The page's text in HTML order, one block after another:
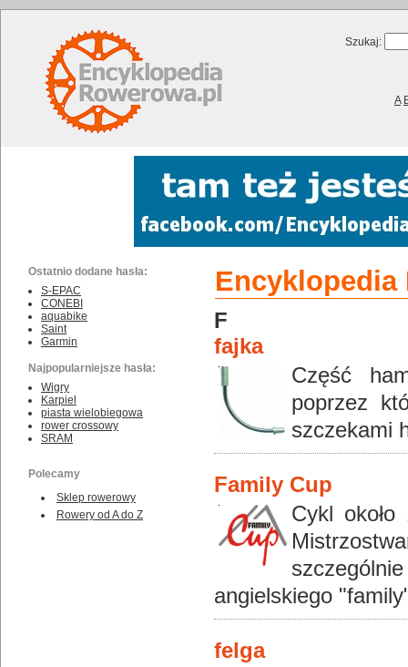
Szukaj:
A
Ostatnio dodane hasła:
S-EPAC
CONEBI
aquabike
Saint
Garmin
Najpopularniejsze hasła:
Wigry
Karpiel
piasta wielobiegowa
rower crossowy
SRAM
Polecamy
Sklep rowerowy
Rowery od A do Z
Encyklopedia
F
fajka
Część
poprzez
szczekami
Family Cup
Cykl
angielskiego
felga